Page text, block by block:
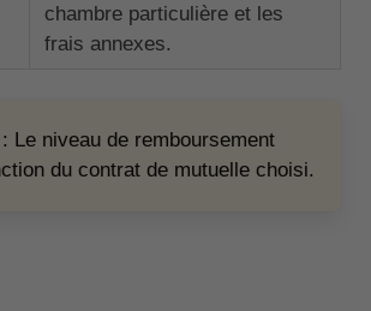
chambre particulière et les
frais annexes.
Le niveau de remboursement
du contrat de mutuelle choisi.